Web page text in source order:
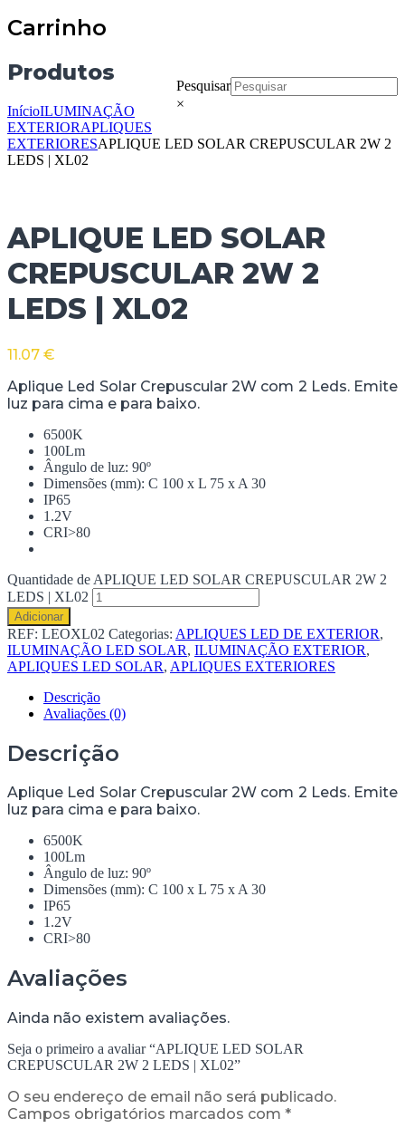
Carrinho
Pesquisar
×
Produtos
InícioILUMINAÇÃO
EXTERIORAPLIQUES
EXTERIORESAPLIQUE LED SOLAR CREPUSCULAR 2W 2
LEDS | XL02
APLIQUE LED SOLAR
CREPUSCULAR 2W 2
LEDS | XL02
11.07 €
Aplique Led Solar Crepuscular 2W com 2 Leds. Emite
luz para cima e para baixo.
6500K
100Lm
Ângulo de luz: 90º
Dimensões (mm): C 100 x L 75 x A 30
IP65
1.2V
CRI>80
Quantidade de APLIQUE LED SOLAR CREPUSCULAR 2W 2
LEDS | XL02
Adicionar
REF: LEOXL02 Categorias: APLIQUES LED DE EXTERIOR,
ILUMINAÇÃO LED SOLAR, ILUMINAÇÃO EXTERIOR,
APLIQUES LED SOLAR, APLIQUES EXTERIORES
Descrição
Avaliações (0)
Descrição
Aplique Led Solar Crepuscular 2W com 2 Leds. Emite
luz para cima e para baixo.
6500K
100Lm
Ângulo de luz: 90º
Dimensões (mm): C 100 x L 75 x A 30
IP65
1.2V
CRI>80
Avaliações
Ainda não existem avaliações.
Seja o primeiro a avaliar “APLIQUE LED SOLAR
CREPUSCULAR 2W 2 LEDS | XL02”
O seu endereço de email não será publicado.
Campos obrigatórios marcados com *